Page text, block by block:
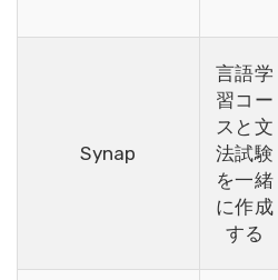
Synap
言語学
習コー
スと文
法試験
を一緒
に作成
する